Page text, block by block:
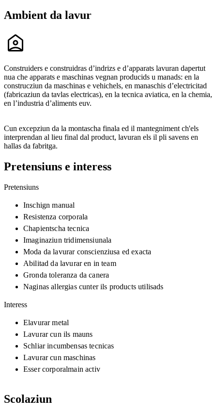
Ambient da lavur
Construiders e construidras d’indrizs e d’apparats lavuran dapertut
nua che apparats e maschinas vegnan producids u manads: en la
construcziun da maschinas e vehichels, en manaschis d’electricitad
(fabricaziun da tavlas electricas), en la tecnica aviatica, en la chemia,
en l’industria d’aliments euv.
Cun excepziun da la montascha finala ed il mantegniment ch'els
interprendan al lieu final dal product, lavuran els il pli savens en
hallas da fabritga.
Pretensiuns e interess
Pretensiuns
Inschign manual
Resistenza corporala
Chapientscha tecnica
Imaginaziun tridimensiunala
Moda da lavurar conscienziusa ed exacta
Abilitad da lavurar en in team
Gronda toleranza da canera
Naginas allergias cunter ils products utilisads
Interess
Elavurar metal
Lavurar cun ils mauns
Schliar incumbensas tecnicas
Lavurar cun maschinas
Esser corporalmain activ
Scolaziun